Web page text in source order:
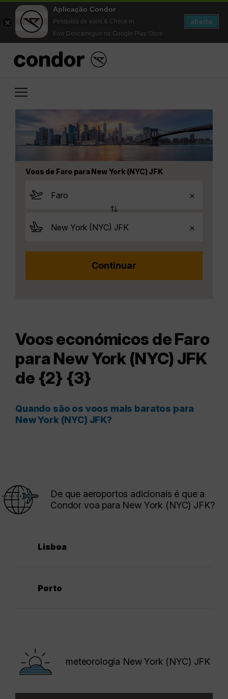
Aplicação Condor
Pesquisa de voos & Check-in
livre Descarregue na Google Play Store
aberto
Voos de Faro para New York (NYC) JFK
Voos económicos de Faro
para New York (NYC) JFK
de {2} {3}
Quando são os voos mais baratos para
New York (NYC) JFK?
De que aeroportos adicionais é que a
Condor voa para New York (NYC) JFK?
Lisboa
Porto
meteorologia New York (NYC) JFK